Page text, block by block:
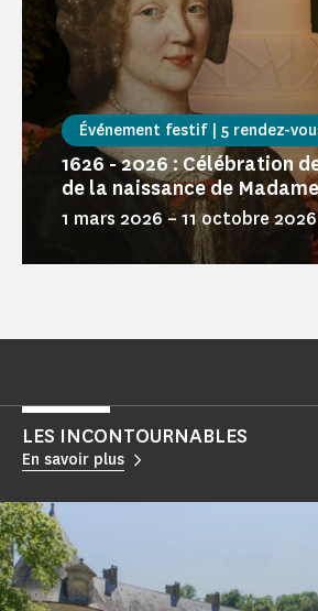
Événement festif | 5 rendez-
1626 - 2026 : Célébration
de la naissance de
1 mars 2026– 11 octobre 2026
LES INCONTOURNABLES
En savoir plus